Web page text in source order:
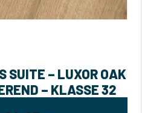
SUITE – LUXOR OAK
– KLASSE 32